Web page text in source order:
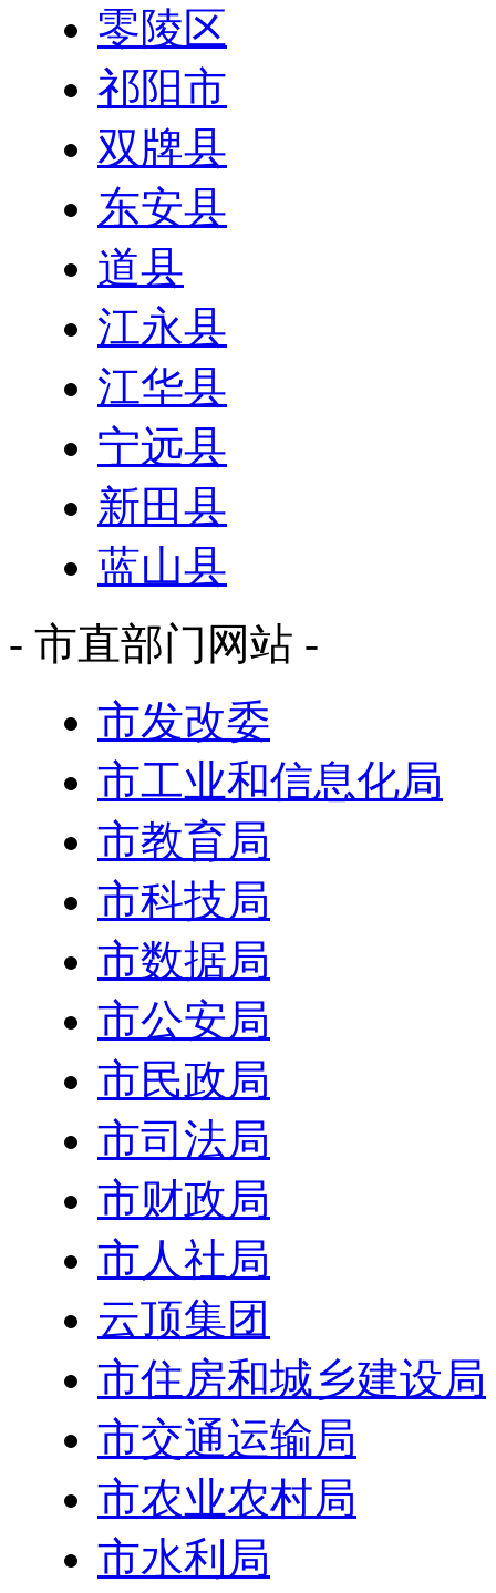
零陵区
祁阳市
双牌县
东安县
道县
江永县
江华县
宁远县
新田县
蓝山县
- 市直部门网站 -
市发改委
市工业和信息化局
市教育局
市科技局
市数据局
市公安局
市民政局
市司法局
市财政局
市人社局
云顶集团
市住房和城乡建设局
市交通运输局
市农业农村局
市水利局